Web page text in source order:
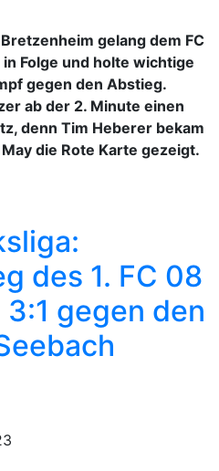
gelang dem FC
Folge und holte wichtige
gegen den Abstieg.
ab der 2. Minute einen
denn Tim Heberer bekam
die Rote Karte gezeigt.
des 1. FC 08
gegen den